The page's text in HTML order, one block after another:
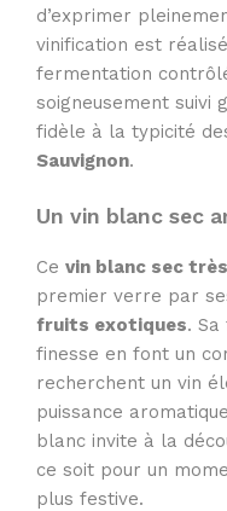
d’exprimer
vinification est
fermentation
soigneusement suivi
fidèle à la typicité
Sauvignon.
Un vin blanc sec
Ce vin blanc sec
premier verre par
fruits exotiques.
finesse en font un
recherchent un vin
puissance
blanc invite à la
ce soit pour un
plus festive.